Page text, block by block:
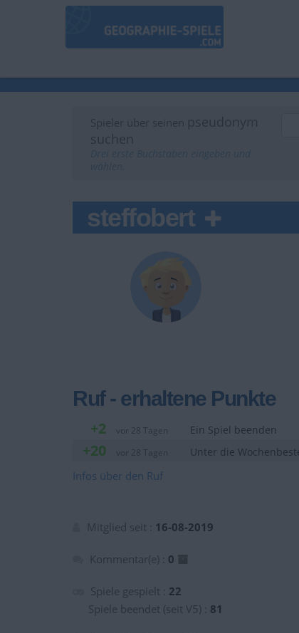
Spieler über seinen pseudonym
suchen
steffobert
Ruf - erhaltene Punkte
+2 vor 28 Tagen Ein Spiel beenden
+20 vor 28 Tagen Unter die
Infos über den Ruf
Mitglied seit : 16-08-2019
Kommentar(e) : 0
Spiele gespielt : 22
Spiele beendet (seit V5) : 81